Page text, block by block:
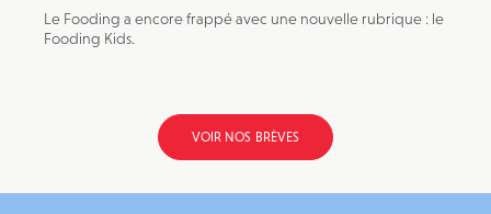
Le Fooding a encore frappé avec une nouvelle rubrique : le
Fooding Kids.
VOIR NOS BRÈVES